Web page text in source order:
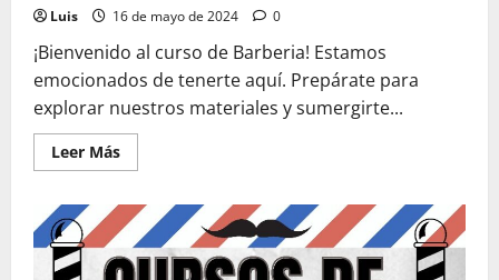
Luis 16 de mayo de 2024 0
¡Bienvenido al curso de Barberia! Estamos
emocionados de tenerte aquí. Prepárate para
explorar nuestros materiales y sumergirte...
Leer MásLeer
más
Material
del
Curso
Barberia